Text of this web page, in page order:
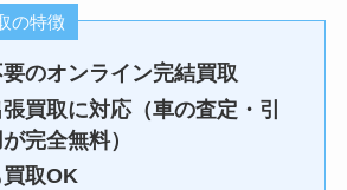
の特徴
のオンライン完結買取
買取に対応（車の査定・引
完全無料）
買取OK